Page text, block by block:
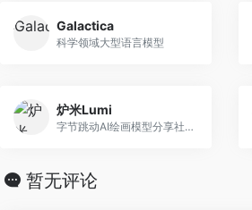
Galactica
科学领域大型语言模型
炉米Lumi
字节跳动AI绘画模型分享社区
暂无评论